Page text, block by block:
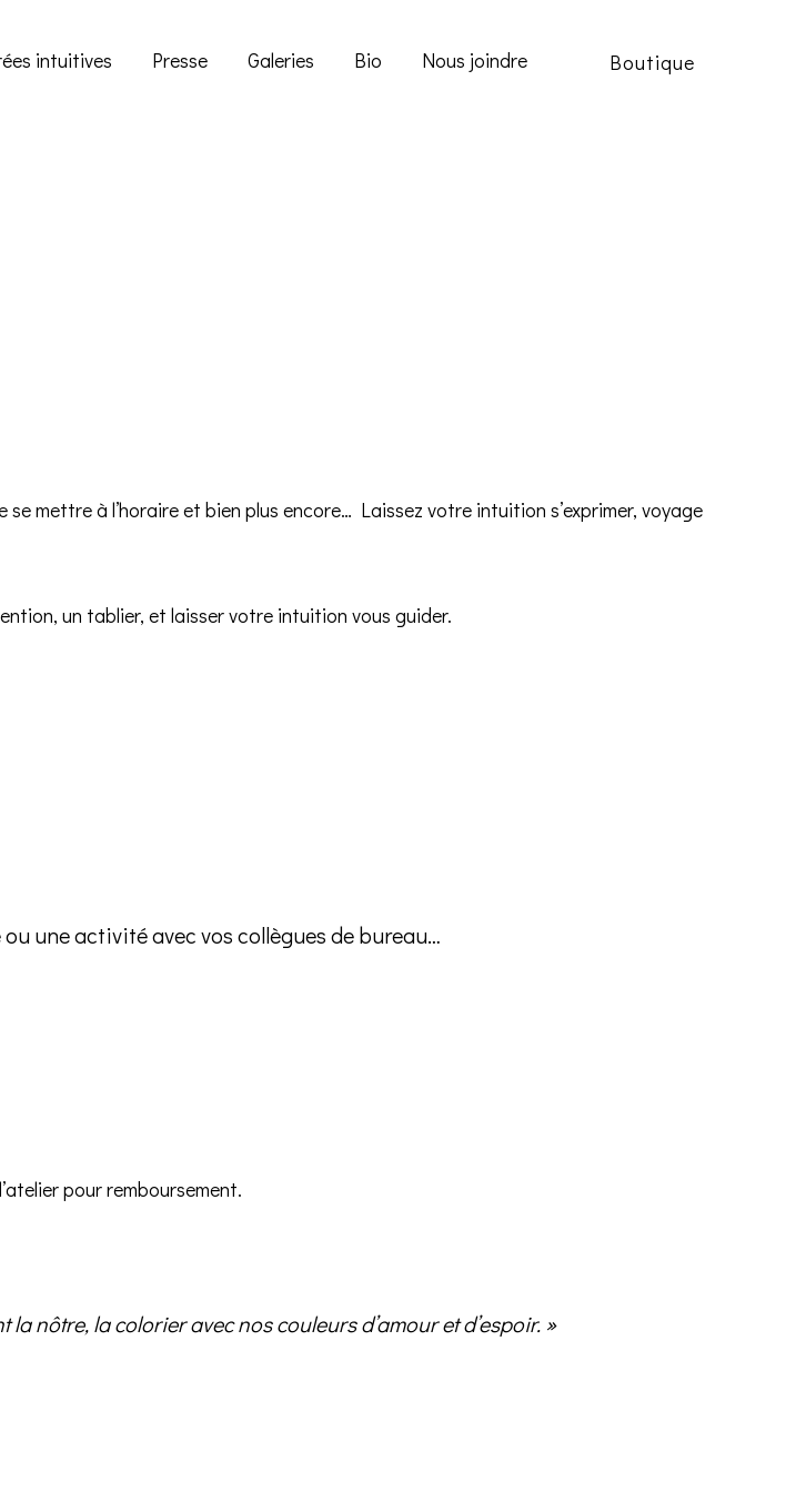
intuitives Presse Galeries Bio Nous joindre Boutique
mettre à l’horaire et bien plus encore… Laissez votre intuition s’exprimer, voyage
un tablier, et laisser votre intuition vous guider.
ou une activité avec vos collègues de bureau…
pour remboursement.
nôtre, la colorier avec nos couleurs d’amour et d’espoir. »